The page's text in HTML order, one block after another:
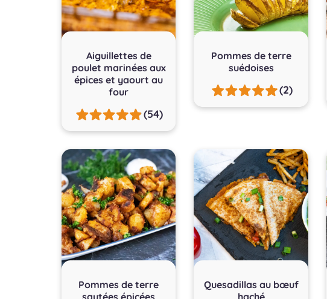
Aiguillettes de
poulet marinées aux
épices et yaourt au
four
(54)
Pommes de terre
suédoises
(2)
Pommes de terre
Quesadillas au bœuf